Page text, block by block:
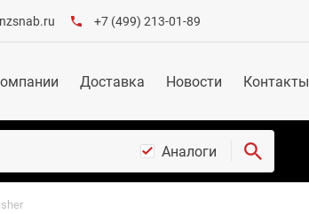
+7 (499) 213-01-89
Доставка Новости Контакты
Аналоги